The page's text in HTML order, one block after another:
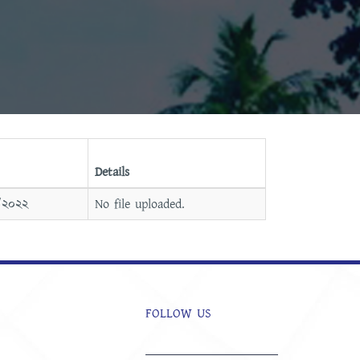
Details
No file uploaded.
FOLLOW US